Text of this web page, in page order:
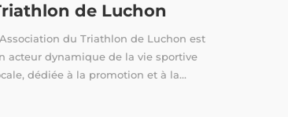
de Luchon
du Triathlon de Luchon est
acteur dynamique de la vie sportive
dédiée à la promotion et à la...